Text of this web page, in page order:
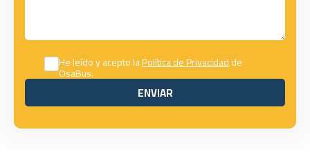
He leído y acepto laPolítica de Privacidadde
OsaBus.
ENVIAR
ENVIAR